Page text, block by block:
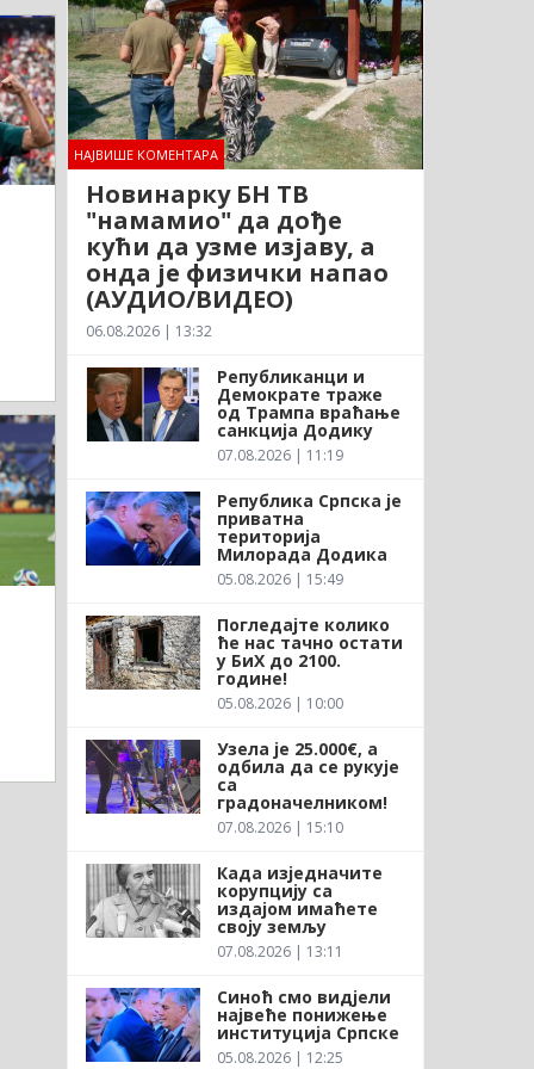
НАЈВИШЕ КОМЕНТАРА
Новинарку БН ТВ
"намамио" да дође
кући да узме изјаву, а
онда је физички напао
(АУДИО/ВИДЕО)
06.08.2026 | 13:32
Републиканци и
Демократе траже
од Трампа враћање
санкција Додику
07.08.2026 | 11:19
Република Српска је
приватна
територија
Милорада Додика
05.08.2026 | 15:49
Погледајте колико
ће нас тачно остати
у БиХ до 2100.
године!
05.08.2026 | 10:00
Узела је 25.000€, а
одбила да се рукује
са
градоначелником!
07.08.2026 | 15:10
Када изједначите
корупцију са
издајом имаћете
своју земљу
07.08.2026 | 13:11
Синоћ смо видјели
највеће понижење
институција Српске
05.08.2026 | 12:25